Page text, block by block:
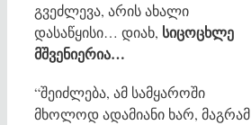
გვეძლევა, არის ახალი
დასაწყისი… დიახ, სიცოცხლე
მშვენიერია…
“შეიძლება, ამ სამყაროში
მხოლოდ ადამიანი ხარ, მაგრამ